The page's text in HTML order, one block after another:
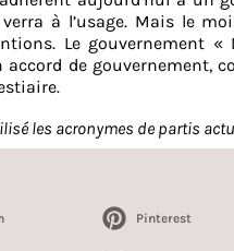
à l’usage. Mais le
Le gouvernement «
de gouvernement,
les acronymes de partis
Pinterest